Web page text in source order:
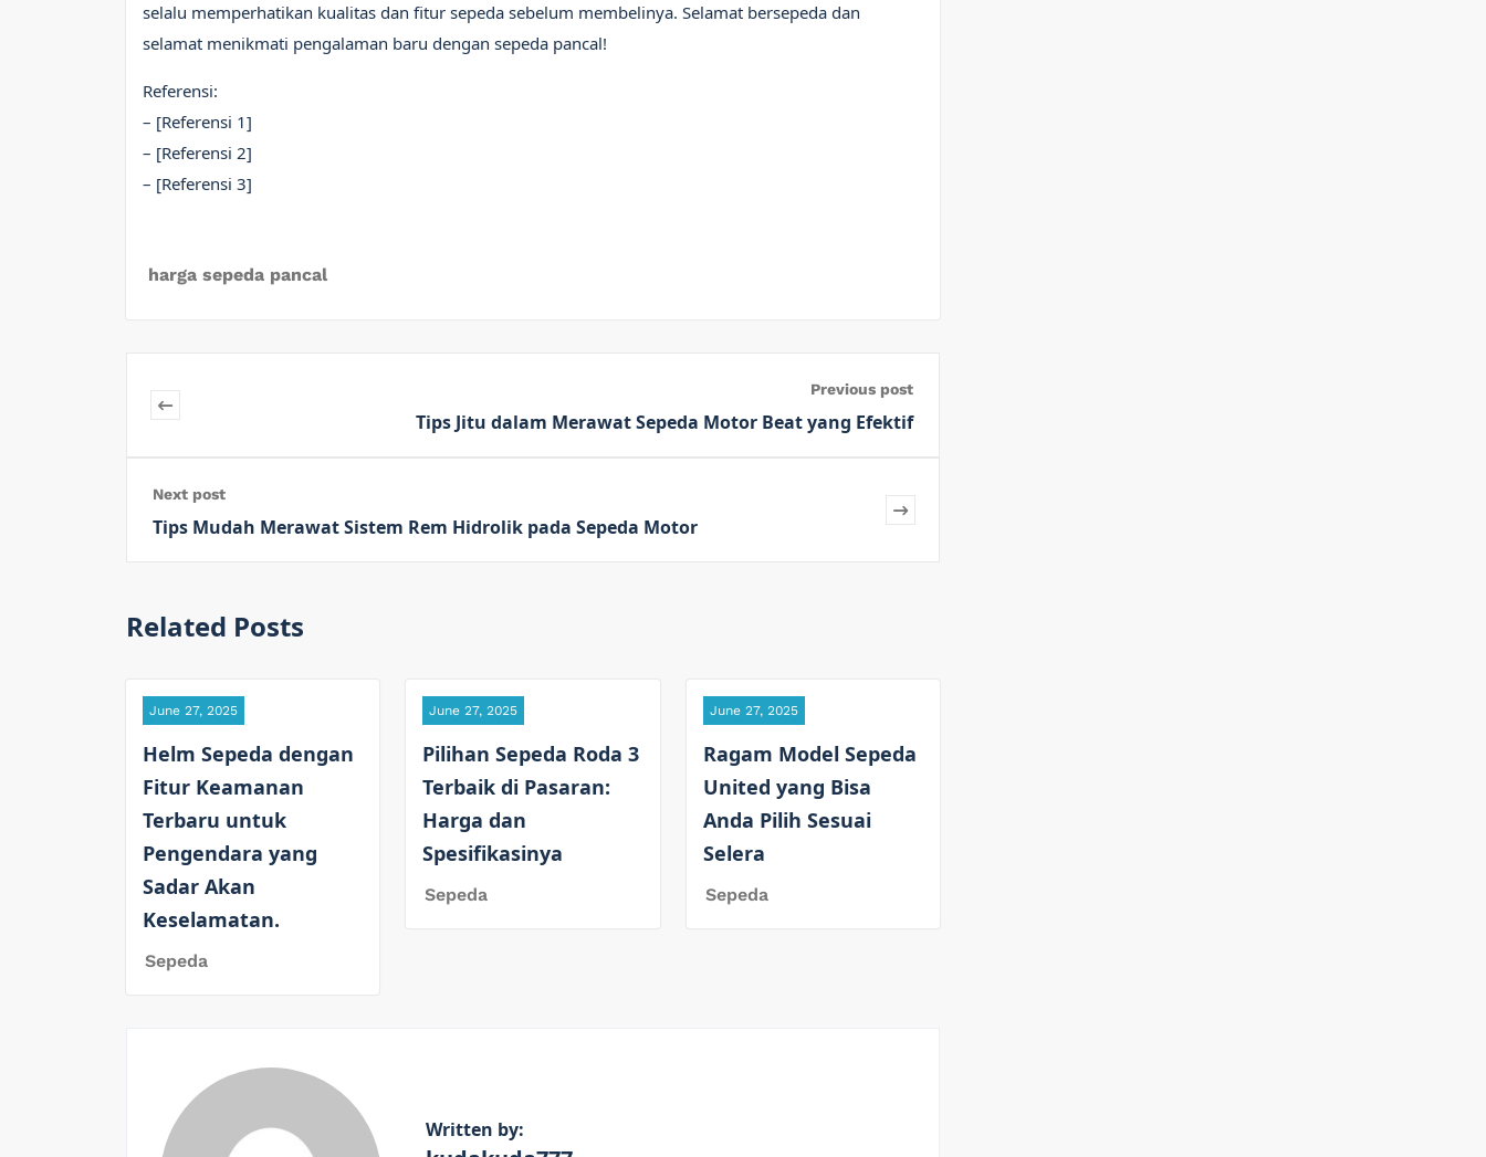
selalu memperhatikan kualitas dan fitur sepeda sebelum membelinya. Selamat bersepeda dan
selamat menikmati pengalaman baru dengan sepeda pancal!
Referensi:
– [Referensi 1]
– [Referensi 2]
– [Referensi 3]
harga sepeda pancal
Previous post
Tips Jitu dalam Merawat Sepeda Motor Beat yang Efektif
Next post
Tips Mudah Merawat Sistem Rem Hidrolik pada Sepeda Motor
Related Posts
June 27, 2025
Helm Sepeda dengan
Fitur Keamanan
Terbaru untuk
Pengendara yang
Sadar Akan
Keselamatan.
Sepeda
June 27, 2025
Pilihan Sepeda Roda 3
Terbaik di Pasaran:
Harga dan
Spesifikasinya
Sepeda
June 27, 2025
Ragam Model Sepeda
United yang Bisa
Anda Pilih Sesuai
Selera
Sepeda
Written by: